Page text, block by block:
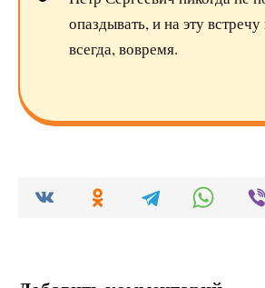
опаздывать, и на эту
всегда, вовремя.